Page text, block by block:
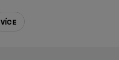
VÍCE